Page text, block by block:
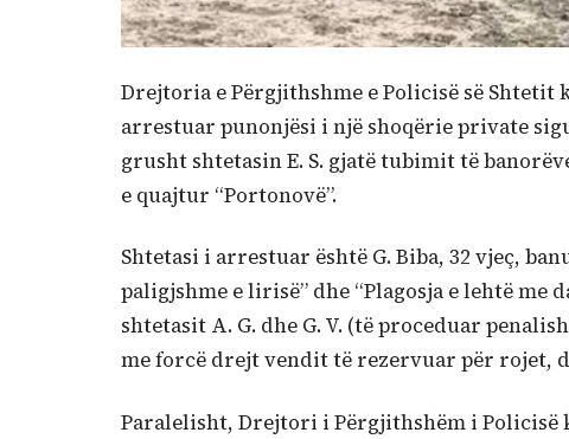
Drejtoria e Përgjithshme e Policisë së
arrestuar punonjësi i një shoqërie private
grusht shtetasin E. S. gjatë tubimit të
e quajtur “Portonovë”.
Shtetasi i arrestuar është G. Biba, 32 vjeç,
paligjshme e lirisë” dhe “Plagosja e lehtë me
shtetasit A. G. dhe G. V. (të proceduar
me forcë drejt vendit të rezervuar për rojet,
Paralelisht, Drejtori i Përgjithshëm i